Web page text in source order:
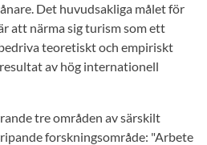
Det huvudsakliga målet för
att närma sig turism som ett
teoretiskt och empiriskt
av hög internationell
tre områden av särskilt
forskningsområde: "Arbete